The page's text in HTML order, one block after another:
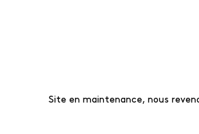
Site en maintenance, nous